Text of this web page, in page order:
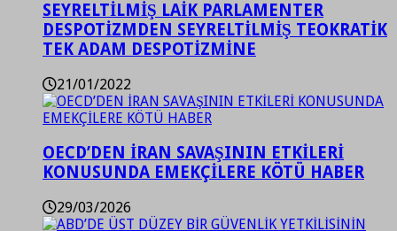
SEYRELTİLMİŞ LAİK PARLAMENTER
DESPOTİZMDEN SEYRELTİLMİŞ TEOKRATİK
TEK ADAM DESPOTİZMİNE
21/01/2022
OECD’DEN İRAN SAVAŞININ ETKİLERİ
KONUSUNDA EMEKÇİLERE KÖTÜ HABER
29/03/2026